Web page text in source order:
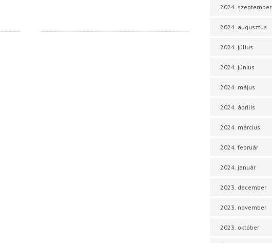
2024. szeptember
2024. augusztus
2024. július
2024. június
2024. május
2024. április
2024. március
2024. február
2024. január
2023. december
2023. november
2023. október